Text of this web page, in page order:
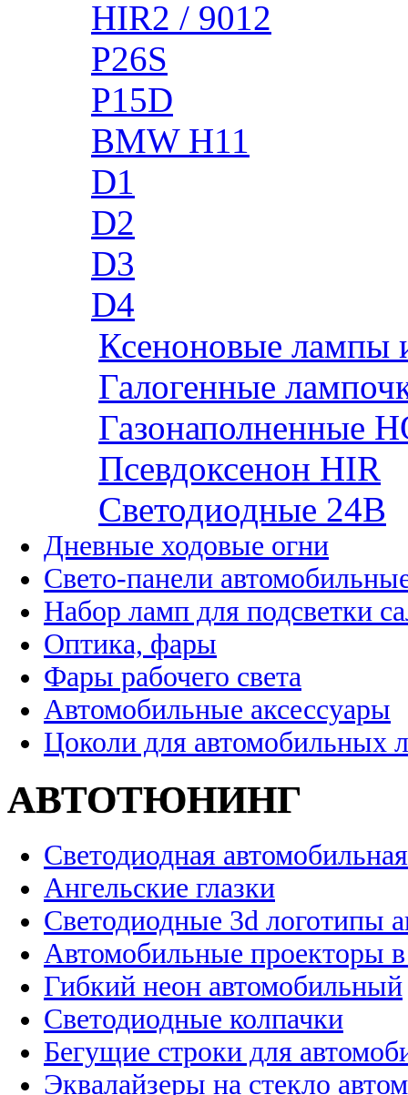
HIR2 / 9012
P26S
P15D
BMW H11
D1
D2
D3
D4
Ксеноновые лампы
Галогенные
Газонаполненные
Псевдоксенон HIR
Cветодиодные 24B
Дневные ходовые огни
Свето-панели
Набор ламп для подсветки
Оптика, фары
Фары рабочего света
Автомобильные аксессуары
Цоколи для автомобильных
АВТОТЮНИНГ
Светодиодная
Ангельские глазки
Светодиодные 3d логотипы
Автомобильные проекторы
Гибкий неон автомобильный
Светодиодные колпачки
Бегущие строки для
Эквалайзеры на стекло